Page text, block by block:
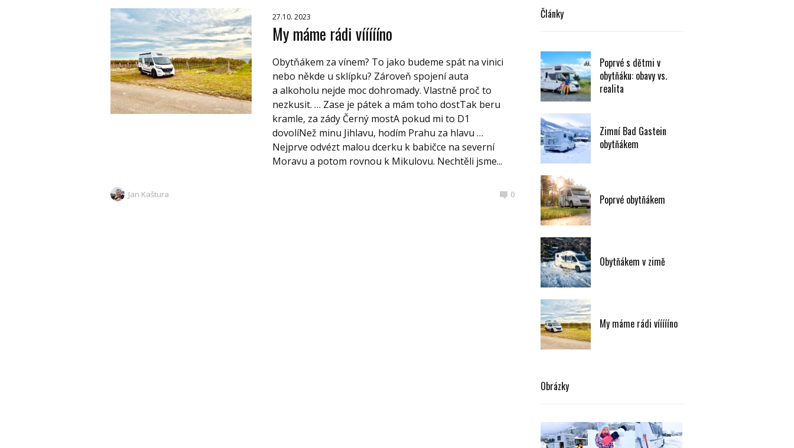
27.10. 2023
My máme rádi víííííno
Obytňákem za vínem? To jako budeme spát na vinici
nebo někde u sklípku? Zároveň spojení auta
a alkoholu nejde moc dohromady. Vlastně proč to
nezkusit. … Zase je pátek a mám toho dostTak beru
kramle, za zády Černý mostA pokud mi to D1
dovolíNež minu Jihlavu, hodím Prahu za hlavu …
Nejprve odvézt malou dcerku k babičce na severní
Moravu a potom rovnou k Mikulovu. Nechtěli jsme...
Jan Kaštura 0
Články
Poprvé s dětmi v
obytňáku: obavy vs.
realita
Zimní Bad Gastein
obytňákem
Poprvé obytňákem
Obytňákem v zimě
My máme rádi víííííno
Obrázky